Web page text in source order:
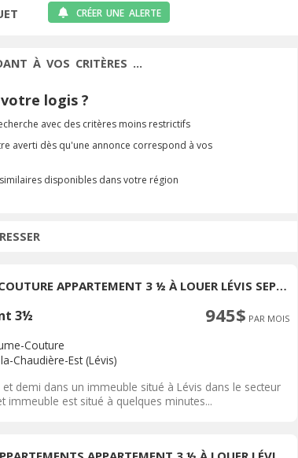
CRÉER UNE ALERTE
À VOS CRITÈRES ...
logis ?
avec des critères moins restrictifs
averti dès qu'une annonce correspond à vos
disponibles dans votre région
GUILLAUME-COUTURE APPARTEMENT 3 ½ À LOUER LÉVIS SEPTEMBRE 2026
3½ 945$ PAR MOIS
Couture
Chaudière-Est (Lévis)
demi dans un immeuble situé à Lévis dans le secteur
immeuble est situé à quelques minutes...